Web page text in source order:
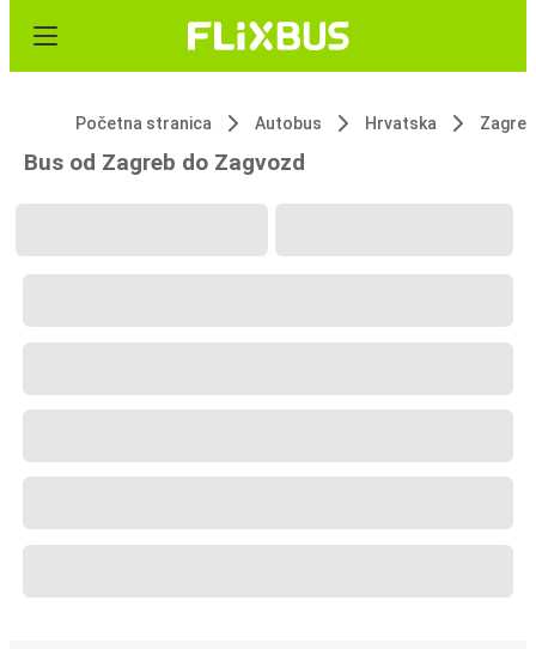
Početna stranica Autobus Hrvatska Zagreb
Bus od Zagreb do Zagvozd